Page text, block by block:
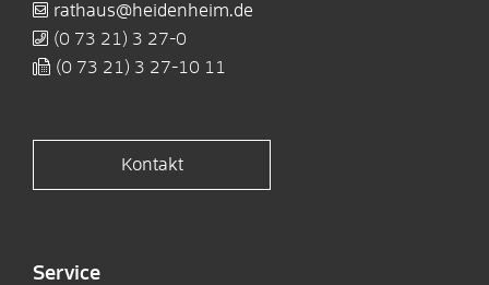
rathaus@heidenheim.de
(0 73 21) 3 27-0
(0 73 21) 3 27-10 11
Kontakt
Service